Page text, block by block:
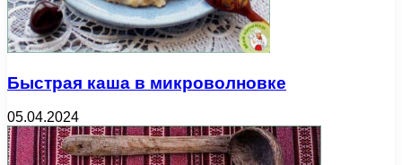
Быстрая каша в микроволновке
05.04.2024